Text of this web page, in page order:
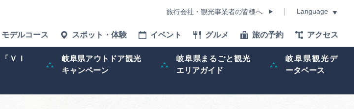
旅行会社・観光事業者の皆様へ Language
モデルコース スポット・体験 イベント グルメ 旅の予約 アクセス
ＶＩ
岐阜県アウトドア観光
キャンペーン
岐阜県まるごと観光
エリアガイド
岐阜県観光デ
ータベース